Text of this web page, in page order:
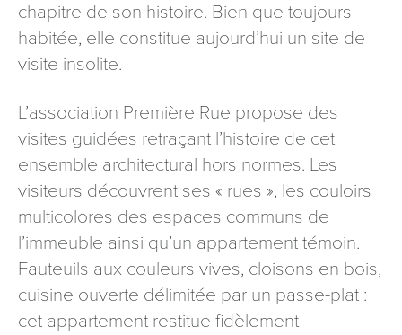
chapitre de son histoire. Bien que toujours
habitée, elle constitue aujourd’hui un site de
visite insolite.
L’association Première Rue propose des
visites guidées retraçant l’histoire de cet
ensemble architectural hors normes. Les
visiteurs découvrent ses « rues », les couloirs
multicolores des espaces communs de
l’immeuble ainsi qu’un appartement témoin.
Fauteuils aux couleurs vives, cloisons en bois,
cuisine ouverte délimitée par un passe-plat :
cet appartement restitue fidèlement